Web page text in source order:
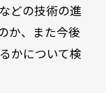
どの技術の進
か、また今後
かについて検